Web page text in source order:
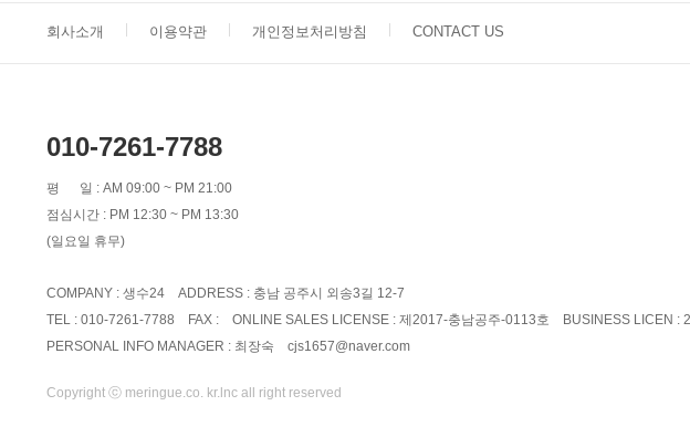
회사소개 이용약관 개인정보처리방침 CONTACT US
010-7261-7788
평 일 : AM 09:00 ~ PM 21:00
점심시간 : PM 12:30 ~ PM 13:30
(일요일 휴무)
COMPANY : 생수24 ADDRESS : 충남 공주시 외송3길 12-7
TEL : 010-7261-7788 FAX : ONLINE SALES LICENSE : 제2017-충남공주-0113호 BUSINESS LICEN :
PERSONAL INFO MANAGER : 최장숙 cjs1657@naver.com
Copyright ⓒ meringue.co. kr.lnc all right reserved